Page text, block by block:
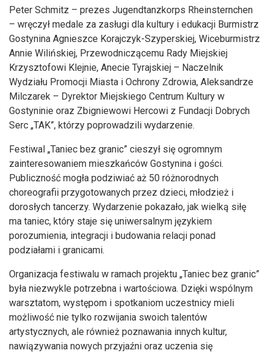
Peter Schmitz – prezes Jugendtanzkorps Rheinsternchen
– wręczył medale za zasługi dla kultury i edukacji Burmistrz
Gostynina Agnieszce Korajczyk-Szyperskiej, Wiceburmistrz
Annie Wilińskiej, Przewodniczącemu Rady Miejskiej
Krzysztofowi Klejnie, Anecie Tyrajskiej – Naczelnik
Wydziału Promocji Miasta i Ochrony Zdrowia, Aleksandrze
Milczarek – Dyrektor Miejskiego Centrum Kultury w
Gostyninie oraz Zbigniewowi Hercowi z Fundacji Dobrych
Serc „TAK”, którzy poprowadzili wydarzenie.
Festiwal „Taniec bez granic” cieszył się ogromnym
zainteresowaniem mieszkańców Gostynina i gości.
Publiczność mogła podziwiać aż 50 różnorodnych
choreografii przygotowanych przez dzieci, młodzież i
dorosłych tancerzy. Wydarzenie pokazało, jak wielką siłę
ma taniec, który staje się uniwersalnym językiem
porozumienia, integracji i budowania relacji ponad
podziałami i granicami.
Organizacja festiwalu w ramach projektu „Taniec bez granic”
była niezwykle potrzebna i wartościowa. Dzięki wspólnym
warsztatom, występom i spotkaniom uczestnicy mieli
możliwość nie tylko rozwijania swoich talentów
artystycznych, ale również poznawania innych kultur,
nawiązywania nowych przyjaźni oraz uczenia się